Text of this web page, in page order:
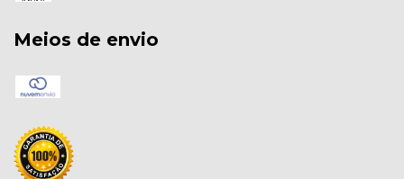
Meios de envio